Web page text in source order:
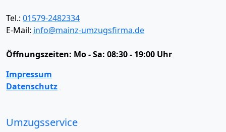
Tel.: 01579-2482334
E-Mail: info@mainz-umzugsfirma.de
Öffnungszeiten: Mo - Sa: 08:30 - 19:00 Uhr
Impressum
Datenschutz
Umzugsservice